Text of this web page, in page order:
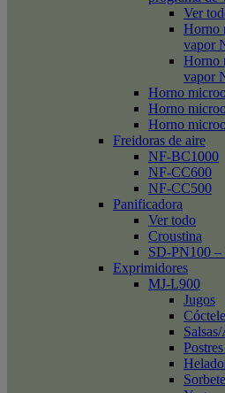
Ver
Horno
vapor
Horno
vapor
Horno
Horno
Horno
Freidoras de aire
NF-BC1000
NF-CC600
NF-CC500
Panificadora
Ver todo
Croustina
SD-PN100
Exprimidores
MJ-L900
Jugos
Sorbete